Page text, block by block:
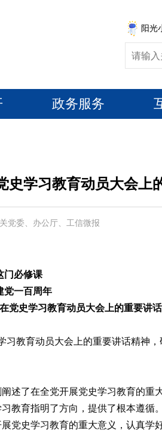
阳光
政务服务
史学习教育动员大会上
党委、办公厅、工信微报
门必修课
党一百周年
史学习教育动员大会上的重要讲
教育动员大会上的重要讲话精神，
述了在全党开展党史学习教育的重
教育指明了方向，提供了根本遵循
党史学习教育的重大意义，认真学